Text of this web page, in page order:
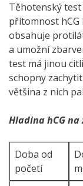
Těhotenský
přítomnost hCG
obsahuje
a umožní
test má jinou
schopny
většina z nich
Hladina hCG
Doba od
početí